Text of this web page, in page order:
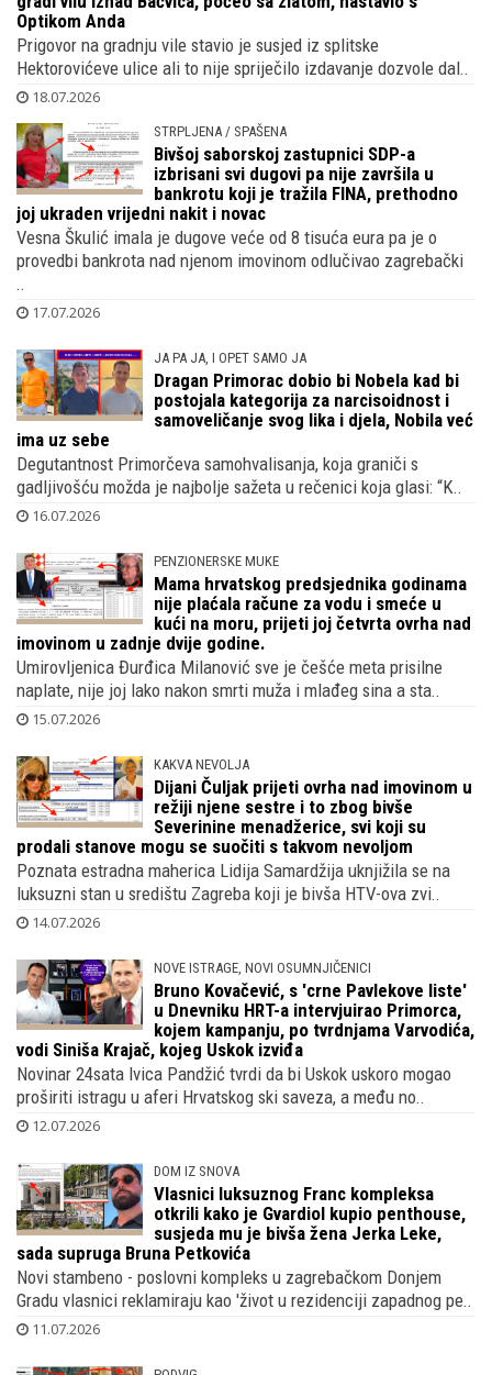
Tvorac splitske dinastije koja je kupila
Bačvica, počeo sa zlatom, nastavio s
Optikom Anda
Prigovor na gradnju vile stavio je susjed iz splitske
Hektorovićeve ulice ali to nije spriječilo izdavanje dozvole dal..
18.07.2026
STRPLJENA / SPAŠENA
Bivšoj saborskoj zastupnici SDP-a
izbrisani svi dugovi pa nije završila u
bankrotu koji je tražila FINA, prethodno
joj ukraden vrijedni nakit i novac
provedbi bankrota nad njenom imovinom odlučivao zagrebački
..
17.07.2026
JA PA JA, I OPET SAMO JA
postojala kategorija za narcisoidnost i
samoveličanje svog lika i djela, Nobila već
ima uz sebe
Degutantnost Primorčeva samohvalisanja, koja graniči s
gadljivošću možda je najbolje sažeta u rečenici koja glasi: “K..
16.07.2026
PENZIONERSKE MUKE
Mama hrvatskog predsjednika godinama
nije plaćala račune za vodu i smeće u
kući na moru, prijeti joj četvrta ovrha nad
imovinom u zadnje dvije godine.
Umirovljenica Đurđica Milanović sve je češće meta prisilne
naplate, nije joj lako nakon smrti muža i mlađeg sina a sta..
15.07.2026
KAKVA NEVOLJA
Dijani Čuljak prijeti ovrha nad imovinom u
režiji njene sestre i to zbog bivše
Severinine menadžerice, svi koji su
prodali stanove mogu se suočiti s takvom nevoljom
Poznata estradna maherica Lidija Samardžija uknjižila se na
luksuzni stan u središtu Zagreba koji je bivša HTV-ova zvi..
14.07.2026
NOVE ISTRAGE, NOVI OSUMNJIČENICI
Bruno Kovačević, s 'crne Pavlekove liste'
u Dnevniku HRT-a intervjuirao Primorca,
kojem kampanju, po tvrdnjama Varvodića,
vodi Siniša Krajač, kojeg Uskok izviđa
Novinar 24sata Ivica Pandžić tvrdi da bi Uskok uskoro mogao
proširiti istragu u aferi Hrvatskog ski saveza, a među no..
12.07.2026
DOM IZ SNOVA
Vlasnici luksuznog Franc kompleksa
otkrili kako je Gvardiol kupio penthouse,
susjeda mu je bivša žena Jerka Leke,
sada supruga Bruna Petkovića
Novi stambeno - poslovni kompleks u zagrebačkom Donjem
Gradu vlasnici reklamiraju kao 'život u rezidenciji zapadnog pe..